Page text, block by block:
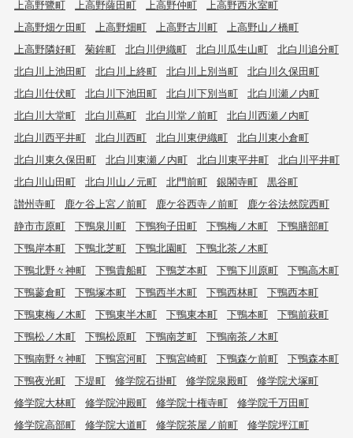
上高野鷺町
上高野薩田町 上高野仲町
上高野西氷室町
上高野畑ケ田町
上高野畑町 上高野古川町
上高野山ノ橋町
上高野隣好町
菊鉾町 北白川伊織町 北白川瓜生山町
北白川追分町
北白川上池田町
北白川上終町 北白川上別当町
北白川久保田町
北白川仕伏町
北白川下池田町 北白川下別当町
北白川瀬ノ内町
北白川大堂町
北白川蔦町 北白川堂ノ前町
北白川西瀬ノ内町
北白川西平井町
北白川西町 北白川東伊織町
北白川東小倉町
北白川東久保田町
北白川東瀬ノ内町 北白川東平井町
北白川平井町
北白川山田町
北白川山ノ元町 北門前町 銀閣寺町
黒谷町
讃州寺町
鹿ケ谷上宮ノ前町 鹿ケ谷西寺ノ前町
鹿ケ谷法然院西町
静市市原町
下鴨泉川町 下鴨狗子田町 下鴨梅ノ木町
下鴨膳部町
下鴨岸本町
下鴨北芝町 下鴨北園町
下鴨北茶ノ木町
下鴨北野々神町
下鴨貴船町 下鴨芝本町 下鴨下川原町
下鴨高木町
下鴨蓼倉町
下鴨塚本町 下鴨西半木町 下鴨西林町
下鴨西本町
下鴨東梅ノ木町
下鴨東半木町 下鴨東本町 下鴨本町
下鴨前萩町
下鴨松ノ木町
下鴨松原町 下鴨南芝町
下鴨南茶ノ木町
下鴨南野々神町
下鴨宮河町 下鴨宮崎町 下鴨森ケ前町
下鴨森本町
下鴨夜光町
下堤町 修学院石掛町 修学院泉殿町
修学院犬塚町
修学院大林町
修学院沖殿町 修学院十権寺町
修学院千万田町
修学院高部町
修学院大道町 修学院茶屋ノ前町
修学院坪江町